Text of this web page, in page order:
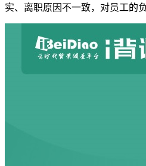
实、离职原因不一致，对员工的